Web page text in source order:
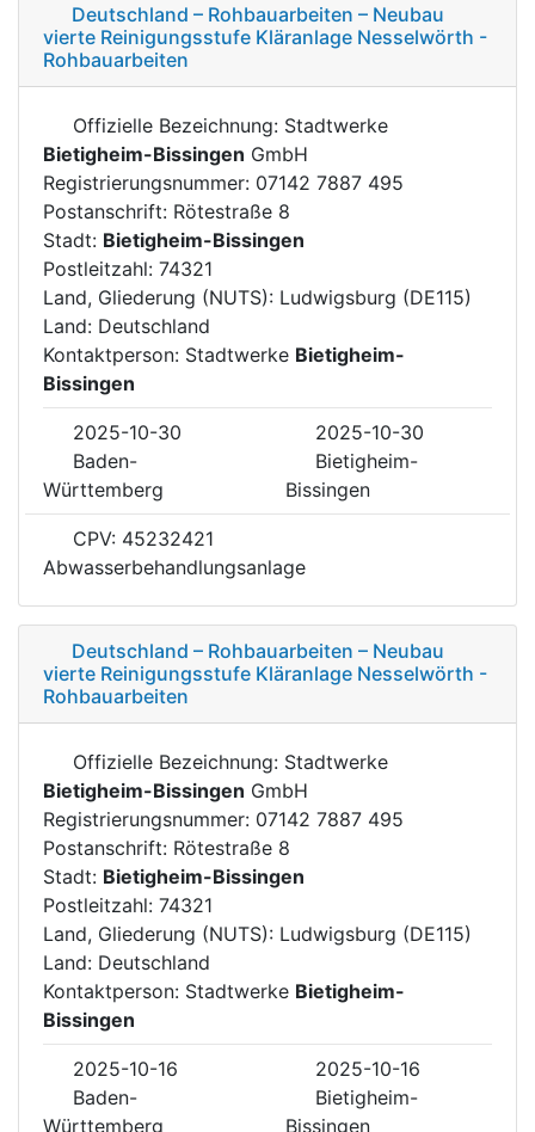
Deutschland – Rohbauarbeiten – Neubau
vierte Reinigungsstufe Kläranlage Nesselwörth -
Rohbauarbeiten
Offizielle Bezeichnung: Stadtwerke
Bietigheim-Bissingen GmbH
Registrierungsnummer: 07142 7887 495
Postanschrift: Rötestraße 8
Stadt: Bietigheim-Bissingen
Postleitzahl: 74321
Land, Gliederung (NUTS): Ludwigsburg (DE115)
Land: Deutschland
Kontaktperson: Stadtwerke Bietigheim-
Bissingen
2025-10-30
2025-10-30
Baden-
Württemberg
Bietigheim-
Bissingen
CPV: 45232421
Abwasserbehandlungsanlage
Deutschland – Rohbauarbeiten – Neubau
vierte Reinigungsstufe Kläranlage Nesselwörth -
Rohbauarbeiten
Offizielle Bezeichnung: Stadtwerke
Bietigheim-Bissingen GmbH
Registrierungsnummer: 07142 7887 495
Postanschrift: Rötestraße 8
Stadt: Bietigheim-Bissingen
Postleitzahl: 74321
Land, Gliederung (NUTS): Ludwigsburg (DE115)
Land: Deutschland
Kontaktperson: Stadtwerke Bietigheim-
Bissingen
2025-10-16
2025-10-16
Baden-
Württemberg
Bietigheim-
Bissingen